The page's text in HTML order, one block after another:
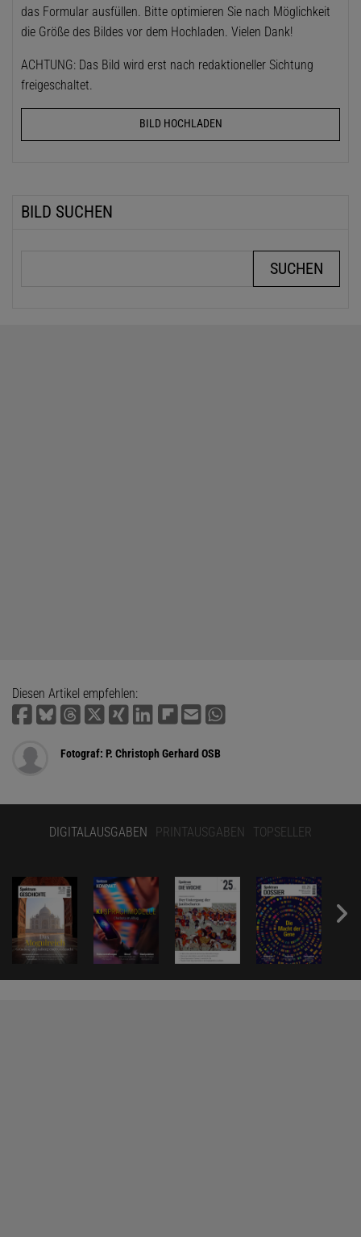
das Formular ausfüllen. Bitte optimieren Sie nach Möglichkeit
die Größe des Bildes vor dem Hochladen. Vielen Dank!
ACHTUNG: Das Bild wird erst nach redaktioneller Sichtung
freigeschaltet.
BILD HOCHLADEN
BILD SUCHEN
Diesen Artikel empfehlen:
Fotograf: P. Christoph Gerhard OSB
DIGITALAUSGABEN PRINTAUSGABEN TOPSELLER